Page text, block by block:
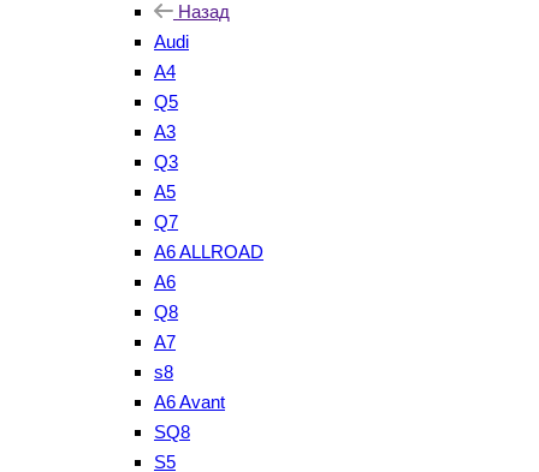
Назад
Audi
A4
Q5
A3
Q3
A5
Q7
A6 ALLROAD
A6
Q8
A7
s8
A6 Avant
SQ8
S5